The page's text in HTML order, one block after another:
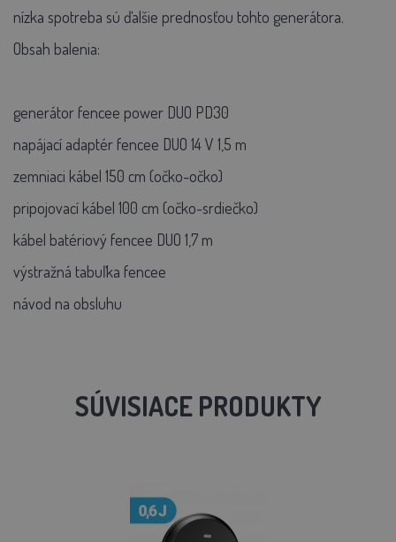
nízka spotreba sú ďalšie prednosťou tohto generátora.
Obsah balenia:
generátor fencee power DUO PD30
napájací adaptér fencee DUO 14 V 1,5 m
zemniaci kábel 150 cm (očko-očko)
pripojovací kábel 100 cm (očko-srdiečko)
kábel batériový fencee DUO 1,7 m
výstražná tabuľka fencee
návod na obsluhu
SÚVISIACE PRODUKTY